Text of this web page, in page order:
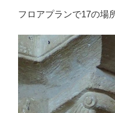
フロアプランで17の場